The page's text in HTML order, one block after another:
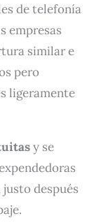
de telefonía
empresas
similar e
pero
ligeramente
y se
después